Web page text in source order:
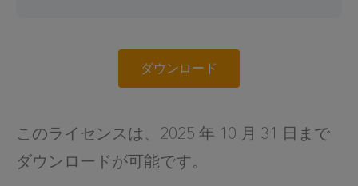
ダウンロード
このライセンスは、2025 年 10 月 31 日まで
ダウンロードが可能です。